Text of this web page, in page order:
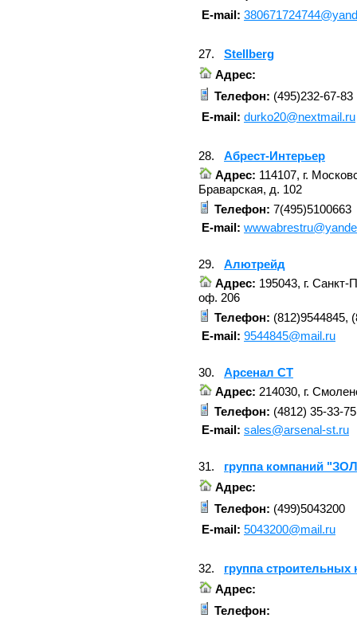
E-mail:
27. Stellberg
Адрес:
Телефон: (495)232-67-83
E-mail: durko20@nextmail.ru
28. Абрест-Интерьер
Адрес: 114107, г.
Браварская, д. 102
Телефон: 7(495)5100663
E-mail:
29. Алютрейд
Адрес: 195043, г. Санкт-
оф. 206
Телефон: (812)9544845,
E-mail: 9544845@mail.ru
30. Арсенал СТ
Адрес: 214030, г.
Телефон: (4812) 35-33-75
E-mail: sales@arsenal-st.ru
31. группа компаний
Адрес:
Телефон: (499)5043200
E-mail: 5043200@mail.ru
32. группа
Адрес:
Телефон: